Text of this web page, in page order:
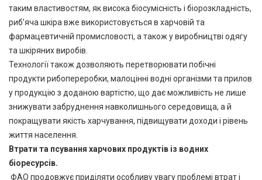
таким властивостям, як висока біосумісність і біорозкладність,
риб’яча шкіра вже використовується в харчовій та
фармацевтичній промисловості, а також у виробництві одягу
та шкіряних виробів.
Технології також дозволяють перетворювати побічні
продукти рибопереробки, малоцінні водні організми та прилов
у продукцію з доданою вартістю, що дає можливість не лише
знижувати забруднення навколишнього середовища, а й
покращувати якість харчування, підвищувати доходи і рівень
життя населення.
Втрати та псування харчових продуктів із водних
біоресурсів.
ФАО продовжує приділяти особливу увагу проблемі втрат і